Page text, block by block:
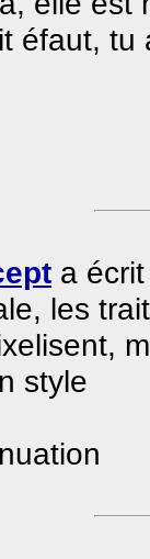
éfaut, tu
a
les
style